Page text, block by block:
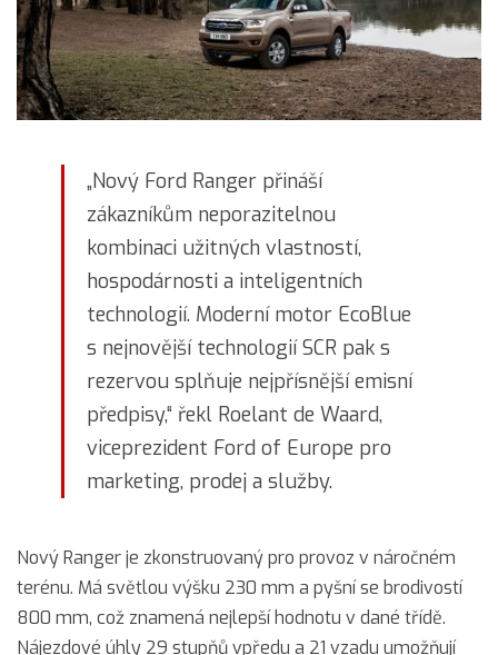
„Nový Ford Ranger přináší
zákazníkům neporazitelnou
kombinaci užitných vlastností,
hospodárnosti a inteligentních
technologií. Moderní motor EcoBlue
s nejnovější technologií SCR pak s
rezervou splňuje nejpřísnější emisní
předpisy,“ řekl Roelant de Waard,
viceprezident Ford of Europe pro
marketing, prodej a služby.
Nový Ranger je zkonstruovaný pro provoz v náročném
terénu. Má světlou výšku 230 mm a pyšní se brodivostí
800 mm, což znamená nejlepší hodnotu v dané třídě.
Nájezdové úhly 29 stupňů vpředu a 21 vzadu umožňují